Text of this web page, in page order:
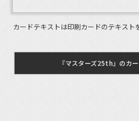
カードテキストは印刷カードのテキスト
『マスターズ25th』のカ